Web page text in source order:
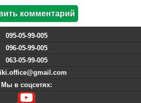
095-05-99-005
096-05-99-005
063-05-99-005
Мы в соцсетях: